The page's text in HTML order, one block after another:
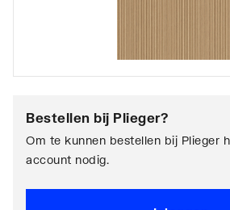
Bestellen bij Plieger?
Om te kunnen bestellen bij Plieger
account nodig.